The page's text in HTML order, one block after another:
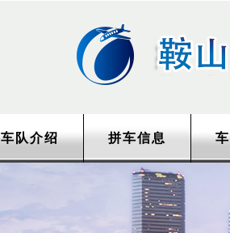
车队介绍 拼车信息